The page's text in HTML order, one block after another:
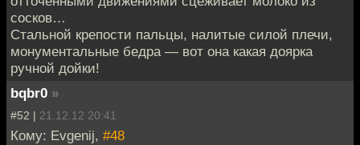
сосков…
Стальной крепости пальцы, налитые силой плечи,
монументальные бедра — вот она какая доярка
ручной дойки!
bqbr0 »
#52 | 21.12.12 20:41
Кому: Evgenij, #48